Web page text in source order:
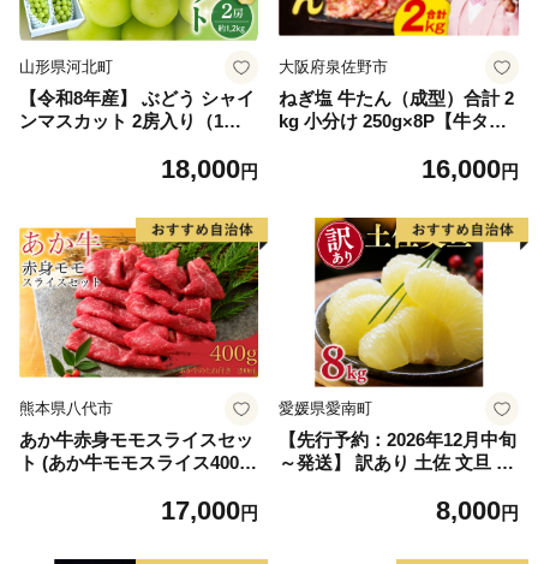
山形県河北町
【令和8年産】 ぶどう シャイ
ンマスカット 2房入り（1房6
産【山形eLab】 ka074-023-r
18,000円
大阪府泉佐野市
ねぎ塩 牛たん（成型）合計 2
kg 小分け 250g×8P【牛タン
16,000円
熊本県八代市
あか牛赤身モモスライスセッ
ト (あか牛モモスライス400
17,000円
愛媛県愛南町
【先行予約：2026年12月中旬
～発送】 訳あり 土佐 文旦 8k
ス) 8000円 わけあり ぶんたん
8,000円